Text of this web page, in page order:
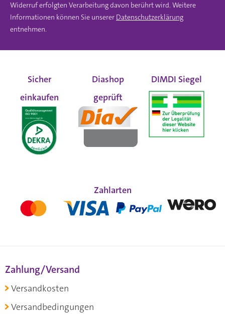
Widerruf erfolgten Verarbeitung davon berührt wird. Weitere
Informationen können Sie unserer Datenschutzerklärung
entnehmen.
Sicher
einkaufen
Diashop
geprüft
DIMDI Siegel
Zahlarten
Zahlung/Versand
Versandkosten
Versandbedingungen